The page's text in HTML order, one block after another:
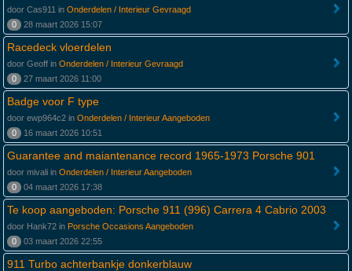
door Cas911 in Onderdelen / Interieur Gevraagd
0
28 maart 2026 15:07
Racedeck vloerdelen
door Geoff in Onderdelen / Interieur Gevraagd
0
27 maart 2026 11:00
Badge voor F type
door ewp964c2 in Onderdelen / Interieur Aangeboden
0
16 maart 2026 10:51
Guarantee and maiantenance record 1965-1973 Porsche 901
door mivali in Onderdelen / Interieur Aangeboden
0
04 maart 2026 17:38
Te koop aangeboden: Porsche 911 (996) Carrera 4 Cabrio 2003
door Hank72 in Porsche Occasions Aangeboden
0
03 maart 2026 22:55
911 Turbo achterbankje donkerblauw